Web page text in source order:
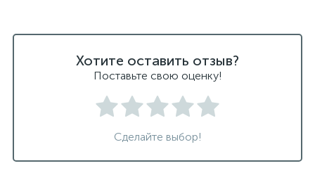
Хотите оставить отзыв?
Поставьте свою оценку!
Сделайте выбор!